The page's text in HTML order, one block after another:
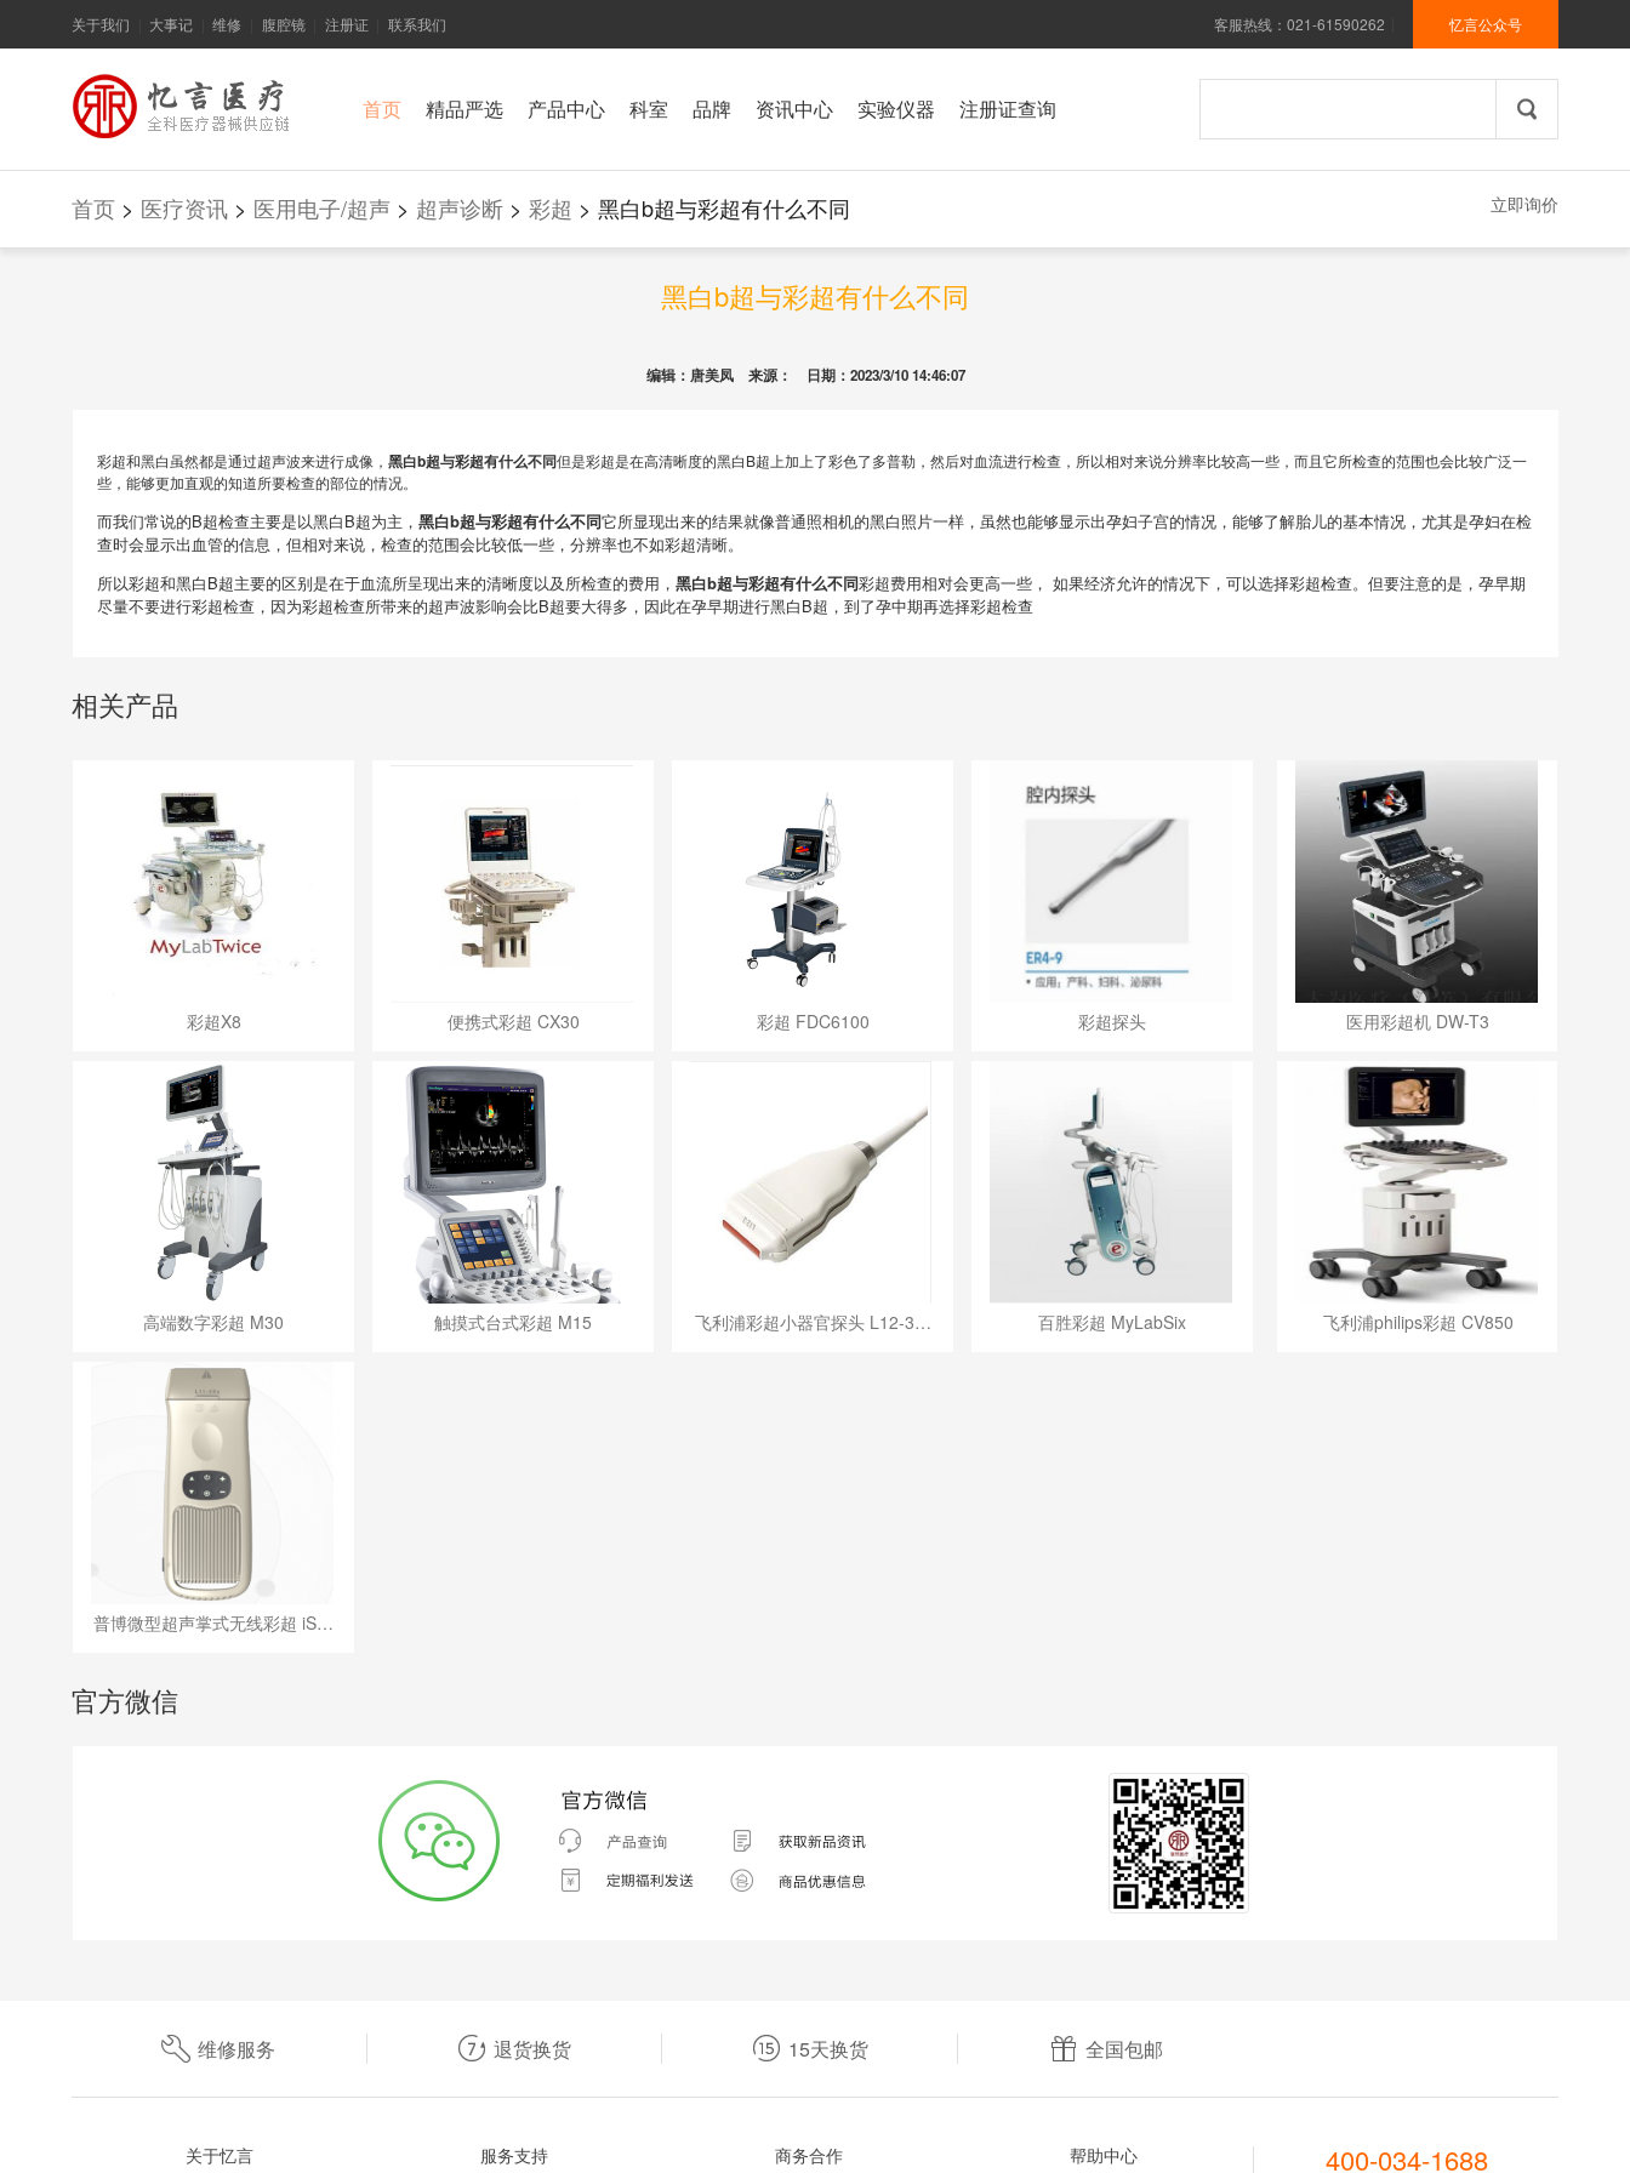
关于我们 大事记 维修 腹腔镜 注册证 联系我们 忆言公众号
客服热线：021-61590262
首页 精品严选 产品中心 科室 品牌 资讯中心 实验仪器 注册证查询
首页 > 医疗资讯 > 医用电子/超声 > 超声诊断 > 彩超 > 黑白b超与彩超有什么不同 立即询价
黑白b超与彩超有什么不同
编辑：唐美凤 来源： 日期：2023/3/10 14:46:07
彩超和黑白虽然都是通过超声波来进行成像， 黑白b超与彩超有什么不同但是彩超是在高清晰度的黑白B超上加上了彩色了多普勒，然后对血流进行检查，所以相对来说分辨率比较高一些，而且它所检查的范围也会比较广泛一
些，能够更加直观的知道所要检查的部位的情况。
而我们常说的B超检查主要是以黑白B超为主， 黑白b超与彩超有什么不同它所显现出来的结果就像普通照相机的黑白照片一样，虽然也能够显示出孕妇子宫的情况，能够了解胎儿的基本情况，尤其是孕妇在检
查时会显示出血管的信息，但相对来说，检查的范围会比较低一些，分辨率也不如彩超清晰。
所以彩超和黑白B超主要的区别是在于血流所呈现出来的清晰度以及所检查的费用， 黑白b超与彩超有什么不同彩超费用相对会更高一些， 如果经济允许的情况下，可以选择彩超检查。但要注意的是，孕早期
尽量不要进行彩超检查，因为彩超检查所带来的超声波影响会比B超要大得多，因此在孕早期进行黑白B超，到了孕中期再选择彩超检查
相关产品
彩超X8 便携式彩超 CX30 彩超 FDC6100 彩超探头 医用彩超机 DW-T3
高端数字彩超 M30 触摸式台式彩超 M15 飞利浦彩超小器官探头 L12-3… 百胜彩超 MyLabSix 飞利浦philips彩超 CV850
普博微型超声掌式无线彩超 iS…
官方微信
维修服务 退货换货 15天换货 全国包邮
关于忆言 服务支持 商务合作 帮助中心 400-034-1688